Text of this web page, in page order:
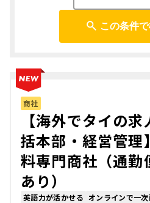
この条件
商社
【海外でタイの
括本部・経営管理
料専門商社（通勤
あり）
英語力が活かせる オンラインで一